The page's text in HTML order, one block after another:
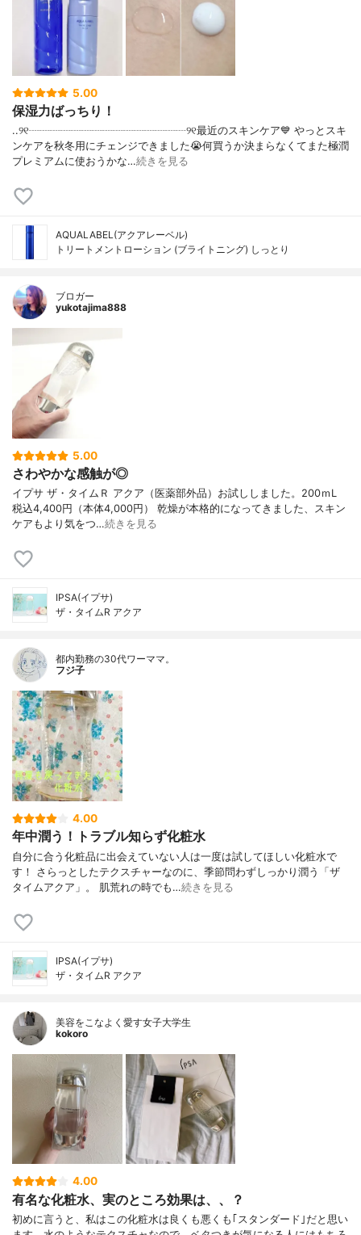
5.00
保湿力ばっちり！
..୨୧┈┈┈┈┈┈┈┈┈┈┈┈┈┈┈୨୧最近のスキンケア💙 やっとスキ
ンケアを秋冬用にチェンジできました😭何買うか決まらなくてまた極潤
プレミアムに使おうかな…続きを見る
AQUALABEL(アクアレーベル)
トリートメントローション (ブライトニング) しっとり
ブロガー
yukotajima888
5.00
さわやかな感触が◎
イプサ ザ・タイムＲ アクア（医薬部外品）お試ししました。200ｍL
税込4,400円（本体4,000円） 乾燥が本格的になってきました、スキン
ケアもより気をつ…続きを見る
IPSA(イプサ)
ザ・タイムR アクア
都内勤務の30代ワーママ。
フジ子
4.00
年中潤う！トラブル知らず化粧水
自分に合う化粧品に出会えていない人は一度は試してほしい化粧水で
す！ さらっとしたテクスチャーなのに、季節問わずしっかり潤う「ザ
タイムアクア」。 肌荒れの時でも…続きを見る
IPSA(イプサ)
ザ・タイムR アクア
美容をこなよく愛す女子大学生
kokoro
4.00
有名な化粧水、実のところ効果は、、？
初めに言うと、私はこの化粧水は良くも悪くも｢スタンダード｣だと思い